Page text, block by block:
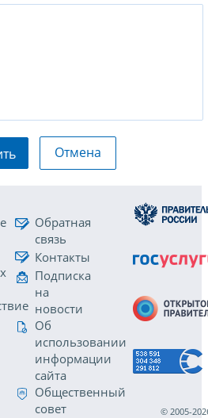
Отмена
Обратная
связь
Контакты
Подписка
на
новости
Об
использовании
информации
сайта
Общественный
совет
© 2005-